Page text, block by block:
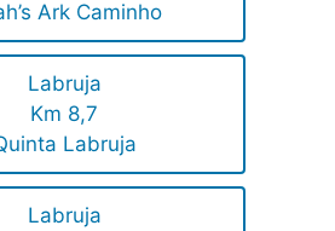
Ark Caminho
Labruja
Km 8,7
Labruja
Labruja